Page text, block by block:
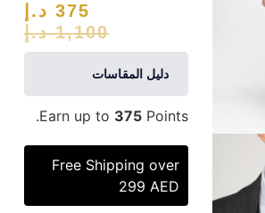
1,100 د.إ
375 د.إ
دليل المقاسات
Earn up to 375 Points.
Free Shipping over
299 AED